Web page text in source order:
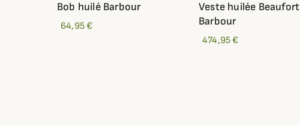
Bob huilé Barbour
64,95 €
Veste huilée Beaufort
Barbour
474,95 €